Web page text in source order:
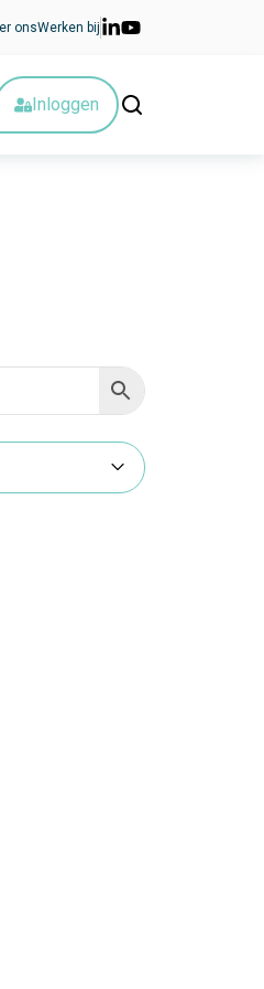
onsWerken bij
Inloggen